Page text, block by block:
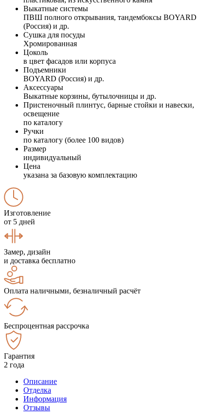
Выкатные системы
ПВШ полного открывания, тандембоксы BOYARD
(Россия) и др.
Сушка для посуды
Хромированная
Цоколь
в цвет фасадов или корпуса
Подъемники
BOYARD (Россия) и др.
Аксессуары
Выкатные корзины, бутылочницы и др.
Пристеночный плинтус, барные стойки и навески,
освещение
по каталогу
Ручки
по каталогу (более 100 видов)
Размер
индивидуальный
Цена
указана за базовую комплектацию
Изготовление
от 5 дней
Замер, дизайн
и доставка бесплатно
Оплата наличными, безналичный расчёт
Беспроцентная рассрочка
Гарантия
2 года
Описание
Отделка
Информация
Отзывы